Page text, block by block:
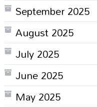
September 2025
August 2025
July 2025
June 2025
May 2025